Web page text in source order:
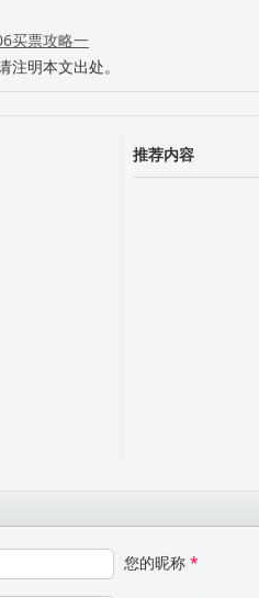
买票攻略一
注明本文出处。
推荐内容
您的昵称 *